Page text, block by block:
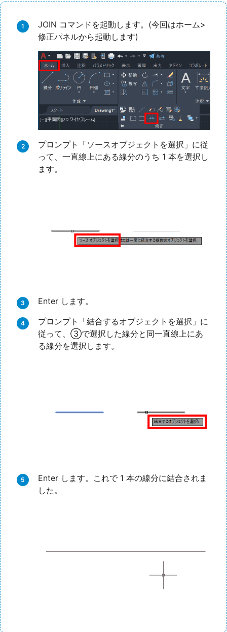
JOIN コマンドを起動します。(今回はホーム>
修正パネルから起動します)
プロンプト「ソースオブジェクトを選択」に従
って、一直線上にある線分のうち 1 本を選択し
ます。
Enter します。
プロンプト「結合するオブジェクトを選択」に
従って、③で選択した線分と同一直線上にあ
る線分を選択します。
Enter します。これで 1 本の線分に結合されま
した。